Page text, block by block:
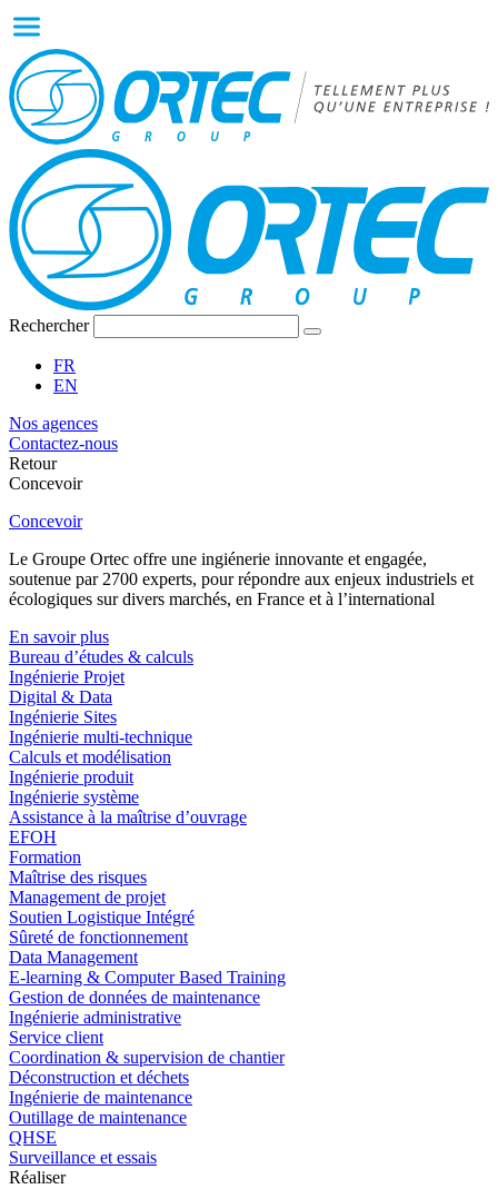
Rechercher
FR
EN
Nos agences
Contactez-nous
Retour
Concevoir
Concevoir
Le Groupe Ortec offre une ingiénerie innovante et engagée,
soutenue par 2700 experts, pour répondre aux enjeux industriels et
écologiques sur divers marchés, en France et à l’international
En savoir plus
Bureau d’études & calculs
Ingénierie Projet
Digital & Data
Ingénierie Sites
Ingénierie multi-technique
Calculs et modélisation
Ingénierie produit
Ingénierie système
Assistance à la maîtrise d’ouvrage
EFOH
Formation
Maîtrise des risques
Management de projet
Soutien Logistique Intégré
Sûreté de fonctionnement
Data Management
E-learning & Computer Based Training
Gestion de données de maintenance
Ingénierie administrative
Service client
Coordination & supervision de chantier
Déconstruction et déchets
Ingénierie de maintenance
Outillage de maintenance
QHSE
Surveillance et essais
Réaliser